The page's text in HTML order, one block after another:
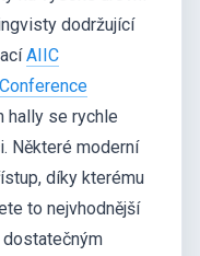
dodržující
AIIC
hally se rychle
Některé moderní
díky kterému
to nejvhodnější